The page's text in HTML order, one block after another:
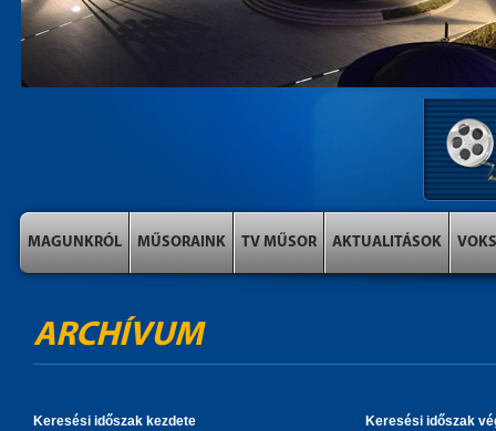
MAGUNKRÓL MŰSORAINK TV MŰSOR AKTUALITÁSOK VOKS
ARCHÍVUM
Keresési időszak kezdete Keresési időszak